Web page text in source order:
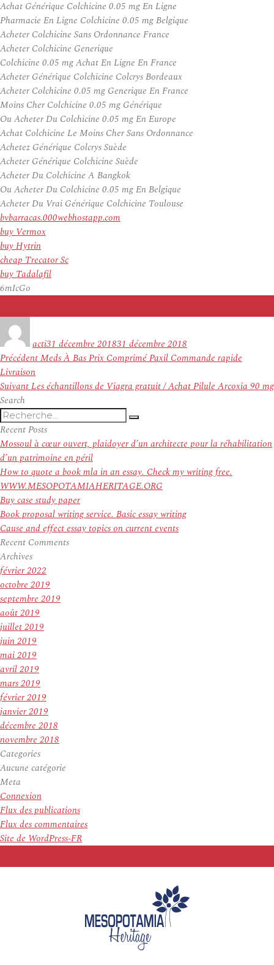
Achat Générique Colchicine 0.05 mg En Ligne
Pharmacie En Ligne Colchicine 0.05 mg Belgique
Acheter Colchicine Sans Ordonnance France
Acheter Colchicine Generique
Colchicine 0.05 mg Achat En Ligne En France
Acheter Générique Colchicine Colcrys Bordeaux
Acheter Colchicine 0.05 mg Generique En France
Moins Cher Colchicine 0.05 mg Générique
Ou Acheter Du Colchicine 0.05 mg En Europe
Achat Colchicine Le Moins Cher Sans Ordonnance
Achetez Générique Colcrys Suède
Acheter Générique Colchicine Suède
Acheter Du Colchicine A Bangkok
Ou Acheter Du Colchicine 0.05 mg En Belgique
Acheter Du Vrai Générique Colchicine Toulouse
bvbarracas.000webhostapp.com
buy Vermox
buy Hytrin
cheap Trecator Sc
buy Tadalafil
6mIcGo
actile
31 décembre 201831 décembre 2018
Navigation
de
l’article
PrécédentArticle
Meds À Bas Prix Comprimé Paxil Commande rapide
Livraison
SuivantArticle
Les échantillons de Viagra gratuit / Achat Pilule Arcoxia 90 mg
Search
Recherche
pour
:
Recherche
Recent Posts
Mossoul à cœur ouvert, plaidoyer d’un architecte pour la réhabilitation
d’un patrimoine en péril
How to quote a book mla in an essay. Check my writing free.
WWW.MESOPOTAMIAHERITAGE.ORG
Buy case study paper
Book proposal writing service. Basic essay writing
Cause and effect essay topics on current events
Recent Comments
Archives
février 2022
octobre 2019
septembre 2019
août 2019
juillet 2019
juin 2019
mai 2019
avril 2019
mars 2019
février 2019
janvier 2019
décembre 2018
novembre 2018
Categories
Aucune catégorie
Meta
Connexion
Flux des publications
Flux des commentaires
Site de WordPress-FR